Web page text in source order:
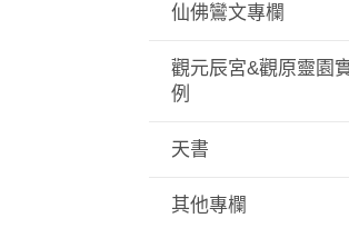
仙佛鸞文專欄
觀元辰宮&觀原靈園
例
天書
其他專欄